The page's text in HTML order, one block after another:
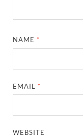
NAME*
EMAIL*
WEBSITE